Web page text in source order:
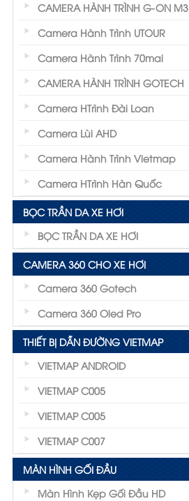
CAMERA HÀNH TRÌNH G-ON M3
Camera Hành Trình UTOUR
Camera Hành Trình 70mai
CAMERA HÀNH TRÌNH GOTECH
Camera HTrình Đài Loan
Camera Lùi AHD
Camera Hành Trình Vietmap
Camera HTrình Hàn Quốc
BỌC TRẦN DA XE HƠI
BỌC TRẦN DA XE HƠI
CAMERA 360 CHO XE HƠI
Camera 360 Gotech
Camera 360 Oled Pro
THIẾT BỊ DẪN ĐƯỜNG VIETMAP
VIETMAP ANDROID
VIETMAP C005
VIETMAP C005
VIETMAP C007
MÀN HÌNH GỐI ĐẦU
Màn Hình Kẹp Gối Đầu HD